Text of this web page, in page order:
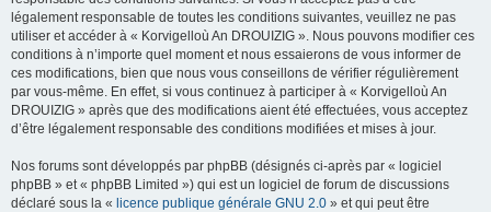
légalement responsable de toutes les conditions suivantes, veuillez ne pas
utiliser et accéder à « Korvigelloù An DROUIZIG ». Nous pouvons modifier ces
conditions à n’importe quel moment et nous essaierons de vous informer de
ces modifications, bien que nous vous conseillons de vérifier régulièrement
par vous-même. En effet, si vous continuez à participer à « Korvigelloù An
DROUIZIG » après que des modifications aient été effectuées, vous acceptez
d’être légalement responsable des conditions modifiées et mises à jour.
Nos forums sont développés par phpBB (désignés ci-après par « logiciel
phpBB » et « phpBB Limited ») qui est un logiciel de forum de discussions
déclaré sous la « licence publique générale GNU 2.0 » et qui peut être